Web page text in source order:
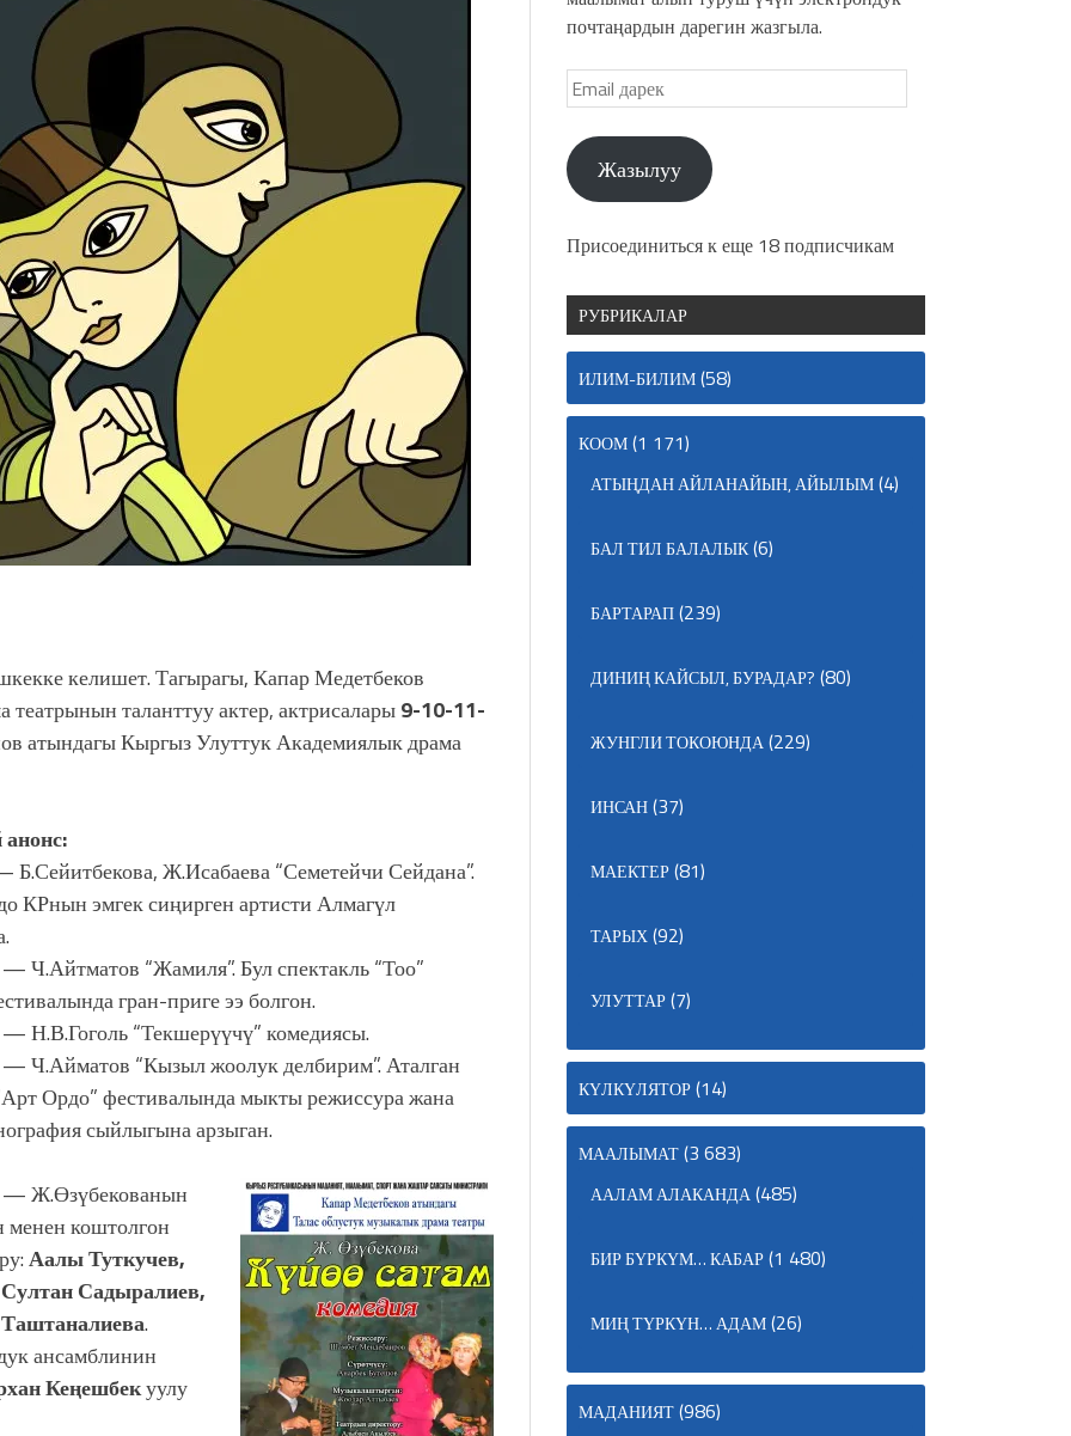
Тоо” журналынын
Видео)
ТҮБӨЛҮК СИМВОЛУ
фонтанды көрүү үчүн
чогулду
& Light собрал более 20
темадагы
дагы катышса жакшы
келишет. Тагырагы, Капар Медетбеков
таланттуу актер, актрисалары9-10-11-
атындагы Кыргыз Улуттук Академиялык драма
Б.Сейитбекова, Ж.Исабаева “Семетейчи Сейдана”.
КРнын эмгек сиңирген артисти Алмагүл
— Ч.Айтматов “Жамиля”. Бул спектакль “Тоо”
гран-приге ээ болгон.
— Н.В.Гоголь “Текшерүүчү” комедиясы.
— Ч.Айматов “Кызыл жоолук делбирим”. Аталган
Ордо” фестивалында мыкты режиссура жана
сыйлыгына арзыган.
— Ж.Өзүбекованын
коштолгон
Аалы Туткучев,
Садыралиев,
.
ансамблинин
Кеңешбекуулу
почтаңардын дарегин жазгыла.
Жазылуу
Присоединиться к еще 18 подписчикам
РУБРИКАЛАР
ИЛИМ-БИЛИМ(58)
КООМ(1 171)
АТЫҢДАН АЙЛАНАЙЫН, АЙЫЛЫМ(4)
БАЛ ТИЛ БАЛАЛЫК(6)
БАРТАРАП(239)
ДИНИҢ КАЙСЫЛ, БУРАДАР? (80)
ЖУНГЛИ ТОКОЮНДА(229)
ИНСАН(37)
МАЕКТЕР(81)
ТАРЫХ(92)
УЛУТТАР(7)
КҮЛКҮЛЯТОР(14)
МААЛЫМАТ(3 683)
ААЛАМ АЛАКАНДА(485)
БИР БҮРКҮМ… КАБАР(1 480)
МИҢ ТҮРКҮН… АДАМ(26)
МАДАНИЯТ(986)